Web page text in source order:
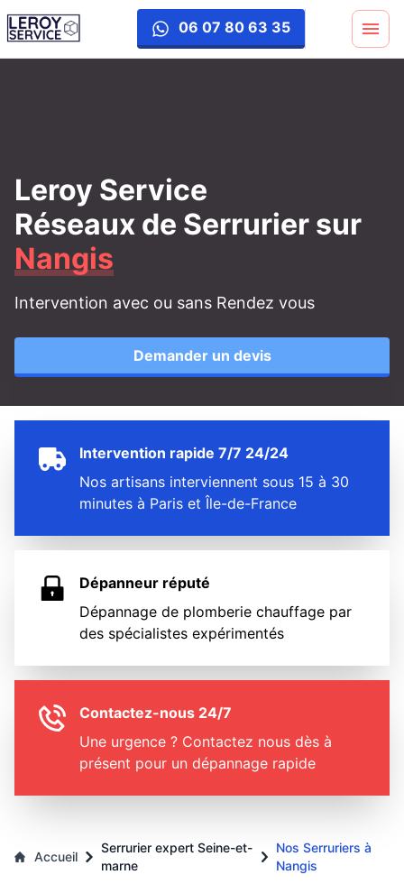
06 07 80 63 35
Leroy Service
Réseaux de Serrurier sur
Nangis
Intervention avec ou sans Rendez vous
Demander un devis
Intervention rapide 7/7 24/24
Nos artisans interviennent sous 15 à 30
minutes à Paris et Île-de-France
Dépanneur réputé
Dépannage de plomberie chauffage par
des spécialistes expérimentés
Contactez-nous 24/7
Une urgence ? Contactez nous dès à
présent pour un dépannage rapide
Accueil
Serrurier expert Seine-et-
marne
Nos Serruriers à
Nangis